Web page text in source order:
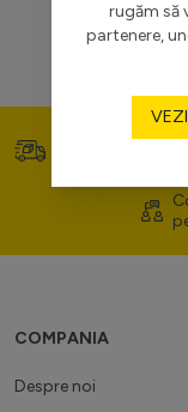
rugăm să
partenere,
Transport
COMPANIA
Despre noi